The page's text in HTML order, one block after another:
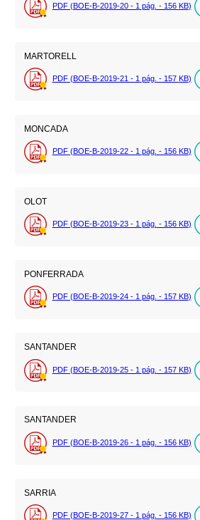
PDF (BOE-B-2019-20 - 1 pág. - 156 KB)
MARTORELL
PDF (BOE-B-2019-21 - 1 pág. - 157 KB)
MONCADA
PDF (BOE-B-2019-22 - 1 pág. - 156 KB)
OLOT
PDF (BOE-B-2019-23 - 1 pág. - 156 KB)
PONFERRADA
PDF (BOE-B-2019-24 - 1 pág. - 157 KB)
SANTANDER
PDF (BOE-B-2019-25 - 1 pág. - 157 KB)
SANTANDER
PDF (BOE-B-2019-26 - 1 pág. - 156 KB)
SARRIA
PDF (BOE-B-2019-27 - 1 pág. - 156 KB)